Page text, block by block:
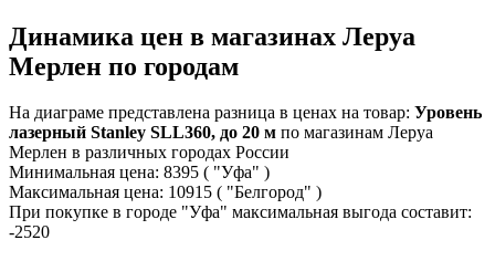
Динамика цен в магазинах Леруа
Мерлен по городам
На диаграме представлена разница в ценах на товар: Уровень
лазерный Stanley SLL360, до 20 м по магазинам Леруа
Мерлен в различных городах России
Минимальная цена: 8395 ( "Уфа" )
Максимальная цена: 10915 ( "Белгород" )
При покупке в городе "Уфа" максимальная выгода составит:
-2520